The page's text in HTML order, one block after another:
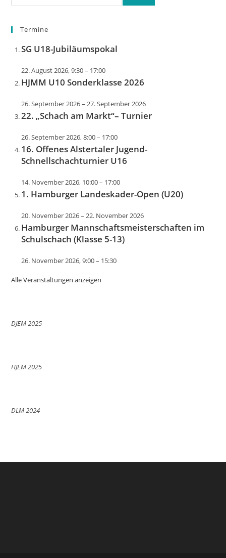
Termine
SG U18-Jubiläumspokal
22. August 2026, 9:30– 17:00
HJMM U10 Sonderklasse 2026
26. September 2026–27. September 2026
22. „Schach am Markt“– Turnier
26. September 2026, 8:00– 17:00
16. Offenes Alstertaler Jugend-
Schnellschachturnier U16
14. November 2026, 10:00– 17:00
1. Hamburger Landeskader-Open (U20)
20. November 2026–22. November 2026
Hamburger Mannschaftsmeisterschaften im
Schulschach (Klasse 5-13)
26. November 2026, 9:00– 15:30
Alle Veranstaltungen anzeigen
DJEM 2025
HJEM 2025
DLM 2024